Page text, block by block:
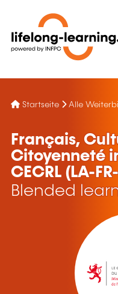
Startseite Alle
Français,
Citoyenneté
CECRL (LA-
Blended